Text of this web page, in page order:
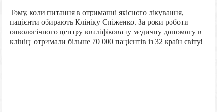
Тому, коли питання в отриманні якісного лікування,
пацієнти обирають Клініку Спіженко. За роки роботи
онкологічного центру кваліфіковану медичну допомогу в
клініці отримали більше 70 000 пацієнтів із 32 країн світу!